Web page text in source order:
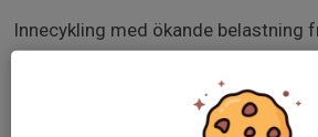
Innecykling med ökande belastning